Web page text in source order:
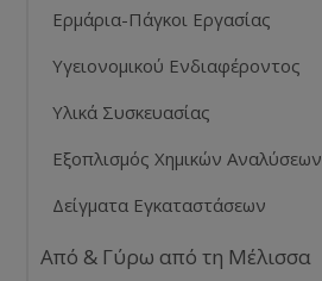
Ερμάρια-Πάγκοι Εργασίας
Υγειονομικού Ενδιαφέροντος
Υλικά Συσκευασίας
Εξοπλισμός Χημικών Αναλύσεων
Δείγματα Εγκαταστάσεων
Από & Γύρω από τη Μέλισσα